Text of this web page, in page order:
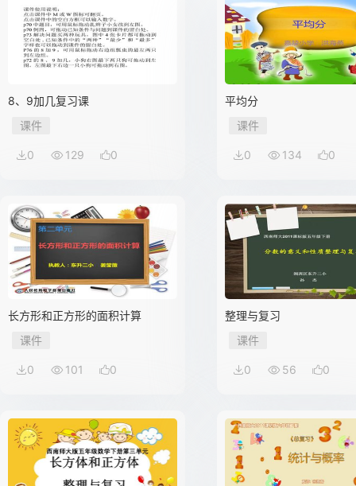
人民版义务教育版 商务印书馆 星球地图出版社
鲁教版五四制 教科版 科学出版社 广东教
人教版A版2017课标 人教
高等教育出版社
8、9加几复习课
课件
0 129 0
平均分
课件
0 134 0
长方形和正方形的面积计算
课件
0 101 0
整理与复习
课件
0 56 0